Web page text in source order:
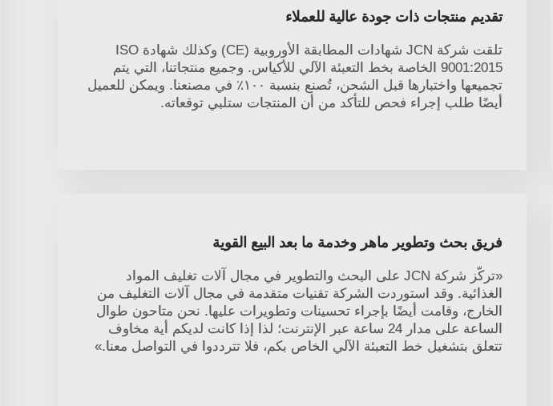
تقديم منتجات ذات جودة عالية للعملاء
تلقت شركة JCN شهادات المطابقة الأوروبية (CE) وكذلك شهادة ISO
9001:2015 الخاصة بخط التعبئة الآلي للأكياس. وجميع منتجاتنا، التي يتم
تجميعها واختبارها قبل الشحن، تُصنع بنسبة ١٠٠٪ في مصنعنا. ويمكن للعميل
أيضًا طلب إجراء فحص للتأكد من أن المنتجات ستلبي توقعاته.
فريق بحث وتطوير ماهر وخدمة ما بعد البيع القوية
«تركّز شركة JCN على البحث والتطوير في مجال آلات تغليف المواد
الغذائية. وقد استوردت الشركة تقنيات متقدمة في مجال آلات التغليف من
الخارج، وقامت أيضًا بإجراء تحسينات وتطويرات عليها. نحن متاحون طوال
الساعة على مدار 24 ساعة عبر الإنترنت؛ لذا إذا كانت لديكم أية مخاوف
تتعلق بتشغيل خط التعبئة الآلي الخاص بكم، فلا تترددوا في التواصل معنا.»